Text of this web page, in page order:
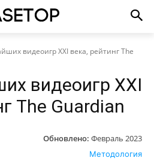
видеоигр XXI века, рейтинг The
видеоигр XXI
The Guardian
Обновлено: Февраль 2023
Методология